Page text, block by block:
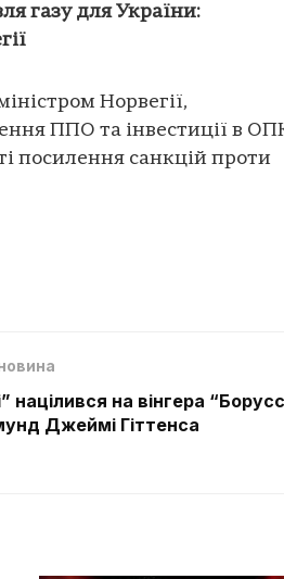
газу для України:
Норвегії,
ППО та інвестиції в
посилення санкцій проти
націлився на вінгера
Джеймі Гіттенса